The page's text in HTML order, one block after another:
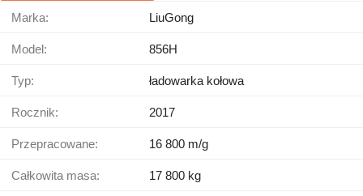
Marka: LiuGong
Model: 856H
Typ: ładowarka kołowa
Rocznik: 2017
Przepracowane: 16 800 m/g
Całkowita masa: 17 800 kg